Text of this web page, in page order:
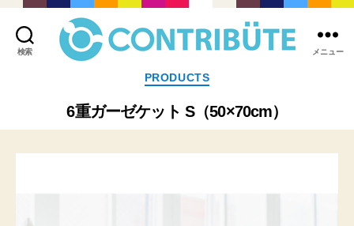
検索
式
社
コ
メニュー
カ
テ
ゴ
リ
PRODUCTS
6重ガーゼケット S（50×70cm）